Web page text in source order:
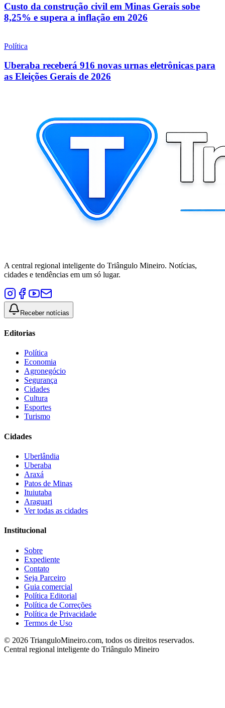
Custo da construção civil em Minas Gerais sobe
8,25% e supera a inflação em 2026
Política
Uberaba receberá 916 novas urnas eletrônicas para
as Eleições Gerais de 2026
A central regional inteligente do Triângulo Mineiro. Notícias,
cidades e tendências em um só lugar.
Receber notícias
Editorias
Política
Economia
Agronegócio
Segurança
Cidades
Cultura
Esportes
Turismo
Cidades
Uberlândia
Uberaba
Araxá
Patos de Minas
Ituiutaba
Araguari
Ver todas as cidades
Institucional
Sobre
Expediente
Contato
Seja Parceiro
Guia comercial
Política Editorial
Política de Correções
Política de Privacidade
Termos de Uso
© 2026 TrianguloMineiro.com, todos os direitos reservados.
Central regional inteligente do Triângulo Mineiro